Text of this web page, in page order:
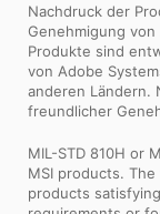
Nachdruck der
Genehmigung
Produkte sind
von Adobe
anderen Ländern.
freundlicher
MIL-STD 810H or
MSI products.
products